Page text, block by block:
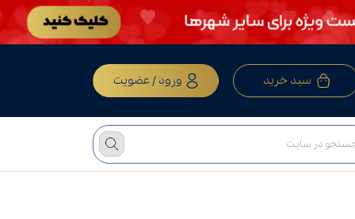
سبد خرید ورود / عضویت